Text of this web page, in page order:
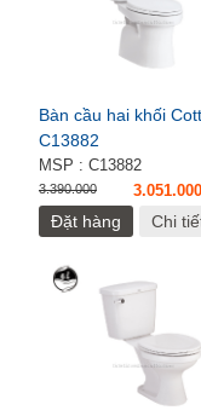
Bàn cầu hai khối
C13882
MSP : C13882
3.390.000
Đặt hàng Chi